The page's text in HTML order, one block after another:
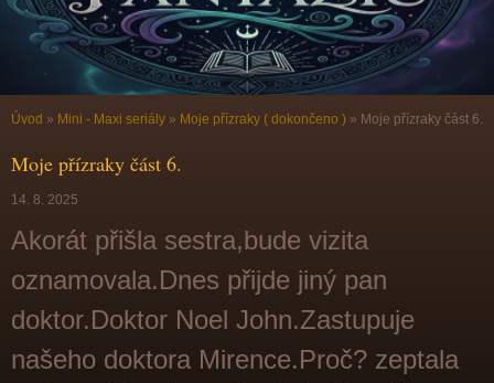
Úvod » Mini - Maxi seriály » Moje přízraky ( dokončeno ) » Moje přízraky část 6.
Moje přízraky část 6.
14. 8. 2025
Akorát přišla sestra,bude vizita
oznamovala.Dnes přijde jiný pan
doktor.Doktor Noel John.Zastupuje
našeho doktora Mirence.Proč? zeptala